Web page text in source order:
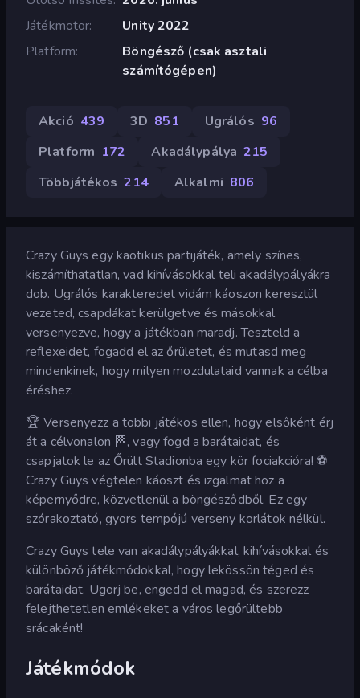
Játékmotor
Unity 2022
Platform
Böngésző (csak asztali
számítógépen)
Akció 439 3D 851 Ugrálós 96
Platform 172 Akadálypálya 215
Többjátékos 214 Alkalmi 806
Crazy Guys egy kaotikus partijáték, amely színes,
kiszámíthatatlan, vad kihívásokkal teli akadálypályákra
dob. Ugrálós karakteredet vidám káoszon keresztül
vezeted, csapdákat kerülgetve és másokkal
versenyezve, hogy a játékban maradj. Teszteld a
reflexeidet, fogadd el az őrületet, és mutasd meg
mindenkinek, hogy milyen mozdulataid vannak a célba
éréshez.
🏆 Versenyezz a többi játékos ellen, hogy elsőként érj
át a célvonalon 🏁, vagy fogd a barátaidat, és
csapjatok le az Őrült Stadionba egy kör fociakcióra! ⚽️
Crazy Guys végtelen káoszt és izgalmat hoz a
képernyődre, közvetlenül a böngésződből. Ez egy
szórakoztató, gyors tempójú verseny korlátok nélkül.
Crazy Guys tele van akadálypályákkal, kihívásokkal és
különböző játékmódokkal, hogy lekössön téged és
barátaidat. Ugorj be, engedd el magad, és szerezz
felejthetetlen emlékeket a város legőrültebb
srácaként!
Játékmódok